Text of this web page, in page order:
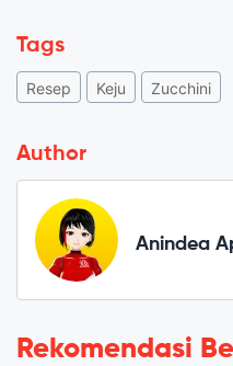
Tags
Resep Keju Zucchini
Author
Anindea
Rekomendasi